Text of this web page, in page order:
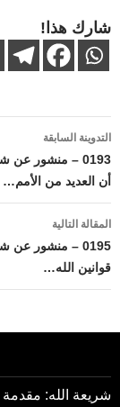
شارك هذا!
تصفّح
المقالات
التدوينة السابقة
0193 – منشور
أن العديد من الأمم…
المقالة التالية
0195 – منشور عن
قوانين الله…
شريعة الله: مقدمة